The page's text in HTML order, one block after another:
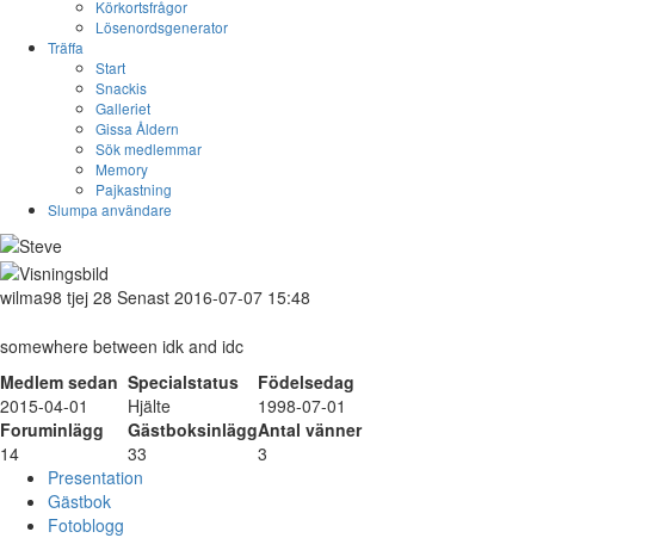
Körkortsfrågor
Lösenordsgenerator
Träffa
Start
Snackis
Galleriet
Gissa Åldern
Sök medlemmar
Memory
Pajkastning
Slumpa användare
wilma98 tjej 28 Senast 2016-07-07 15:48
somewhere between idk and idc
Medlem sedan Specialstatus
Födelsedag
2015-04-01
Hjälte
1998-07-01
Foruminlägg
GästboksinläggAntal vänner
14
33
3
Presentation
Gästbok
Fotoblogg